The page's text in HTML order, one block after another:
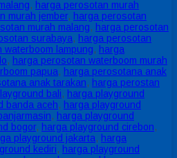
, harga perosotan murah
murah jember, harga perosotan
murah malang, harga perosotan
surabaya, harga perosotan
waterboom lampung, harga
, harga perosotan waterboom murah
papua, harga perosotana anak
anak tarakan, harga perostan
bali, harga playground
banda aceh, harga playground
, harga playground
bogor, harga playground cirebon,
playground jakarta, harga
kediri, harga playground